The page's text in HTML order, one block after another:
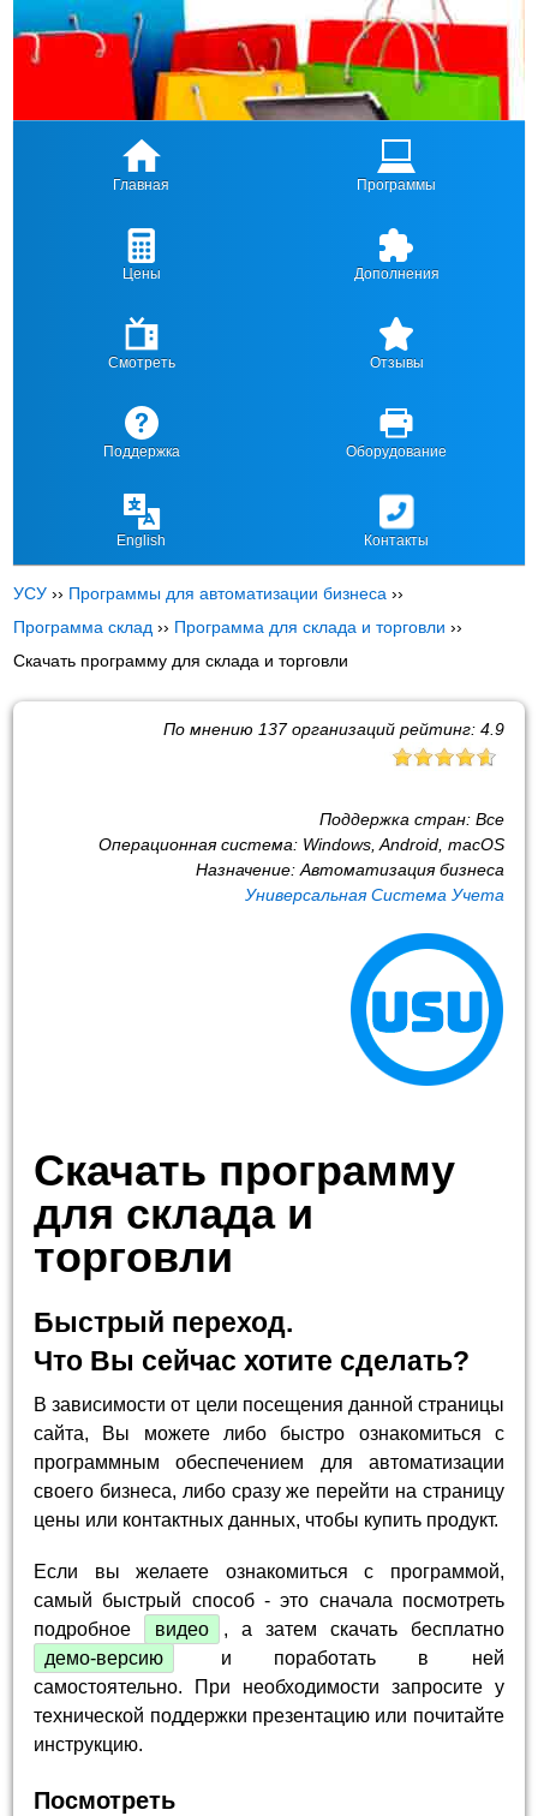
Главная Программы
Цены Дополнения
Смотреть Отзывы
Поддержка Оборудование
English Контакты
УСУ ›› Программы для автоматизации бизнеса ››
Программа склад ›› Программа для склада и торговли ››
Скачать программу для склада и торговли
По мнению 137организаций рейтинг: 4.9
Поддержка стран: Все
Операционная система: Windows, Android, macOS
Назначение: Автоматизация бизнеса
Универсальная Система Учета
Скачать программу
для склада и
торговли
Быстрый переход.
Что Вы сейчас хотите сделать?
В зависимости от цели посещения данной страницы
сайта, Вы можете либо быстро ознакомиться с
программным обеспечением для автоматизации
своего бизнеса, либо сразу же перейти на страницу
цены или контактных данных, чтобы купить продукт.
Если вы желаете ознакомиться с программой,
самый быстрый способ - это сначала посмотреть
подробное
видео
, а затем скачать бесплатно
демо-версию
и поработать в ней
самостоятельно. При необходимости запросите у
технической поддержки презентацию или почитайте
инструкцию.
Посмотреть